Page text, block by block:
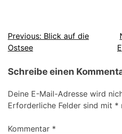
Beitragsnavigation
Previous: Blick auf die
Ostsee
Schreibe einen
Deine E-Mail-Adresse wird
Erforderliche Felder sind mit *
Kommentar *